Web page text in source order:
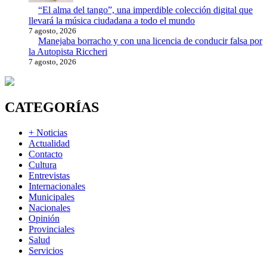
“El alma del tango”, una imperdible colección digital que
llevará la música ciudadana a todo el mundo
7 agosto, 2026
Manejaba borracho y con una licencia de conducir falsa por
la Autopista Riccheri
7 agosto, 2026
CATEGORÍAS
+ Noticias
Actualidad
Contacto
Cultura
Entrevistas
Internacionales
Municipales
Nacionales
Opinión
Provinciales
Salud
Servicios